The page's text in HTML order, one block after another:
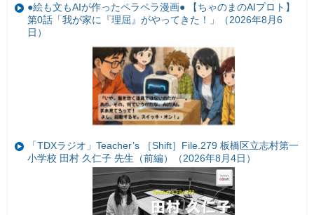
●絵も文もAIが作ったペラペラ漫画● 【ちゃのまのAIプロト】
第0話「我が家に『理屈』がやってきた！」（2026年8月6
日）
「TDXラジオ」Teacher’s ［Shift］File.279 板橋区立志村第一
小学校 田村 久仁子 先生（前編）（2026年8月4日）